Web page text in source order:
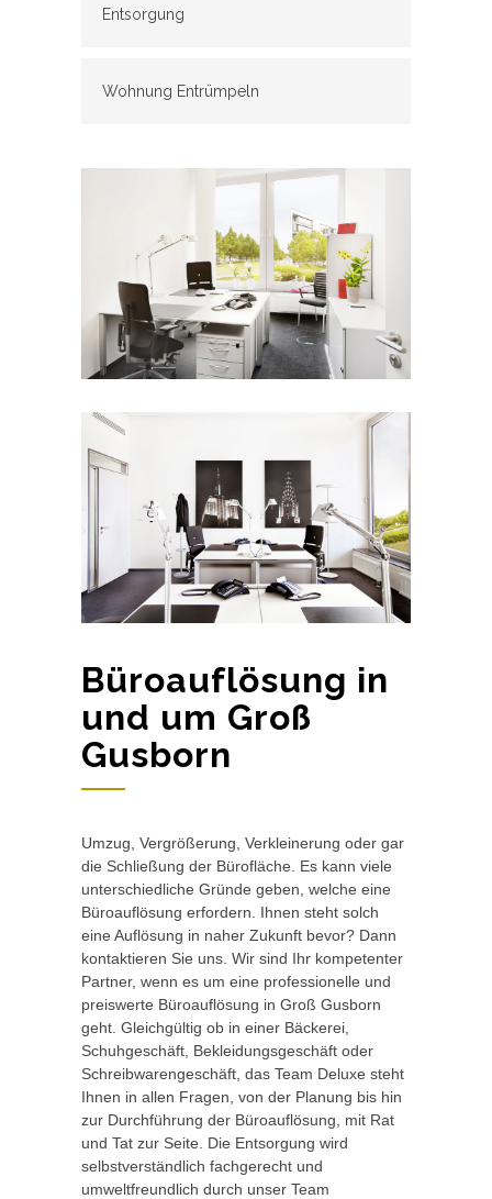
Entsorgung
Wohnung Entrümpeln
Büroauflösung in
und um Groß
Gusborn
Umzug, Vergrößerung, Verkleinerung oder gar
die Schließung der Bürofläche. Es kann viele
unterschiedliche Gründe geben, welche eine
Büroauflösung erfordern. Ihnen steht solch
eine Auflösung in naher Zukunft bevor? Dann
kontaktieren Sie uns. Wir sind Ihr kompetenter
Partner, wenn es um eine professionelle und
preiswerte Büroauflösung in Groß Gusborn
geht. Gleichgültig ob in einer Bäckerei,
Schuhgeschäft, Bekleidungsgeschäft oder
Schreibwarengeschäft, das Team Deluxe steht
Ihnen in allen Fragen, von der Planung bis hin
zur Durchführung der Büroauflösung, mit Rat
und Tat zur Seite. Die Entsorgung wird
selbstverständlich fachgerecht und
umweltfreundlich durch unser Team